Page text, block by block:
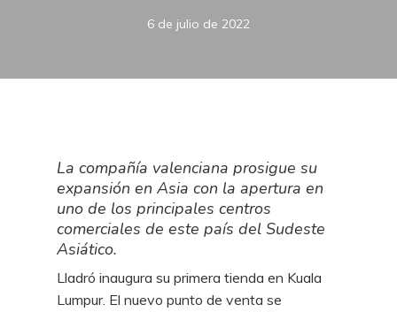
6 de julio de 2022
La compañía valenciana prosigue su
expansión en Asia con la apertura en
uno de los principales centros
comerciales de este país del Sudeste
Asiático.
Lladró inaugura su primera tienda en Kuala
Lumpur. El nuevo punto de venta se